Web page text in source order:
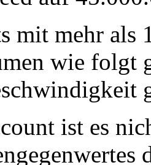
mit mehr als
wie folgt
ist es